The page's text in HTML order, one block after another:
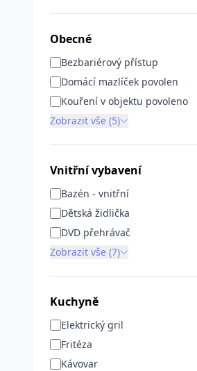
Obecné
Bezbariérový přístup
Domácí mazlíček povolen
Kouření v objektu povoleno
Zobrazit vše (5)
Vnitřní vybavení
Bazén - vnitřní
Dětská židlička
DVD přehrávač
Zobrazit vše (7)
Kuchyně
Elektrický gril
Fritéza
Kávovar